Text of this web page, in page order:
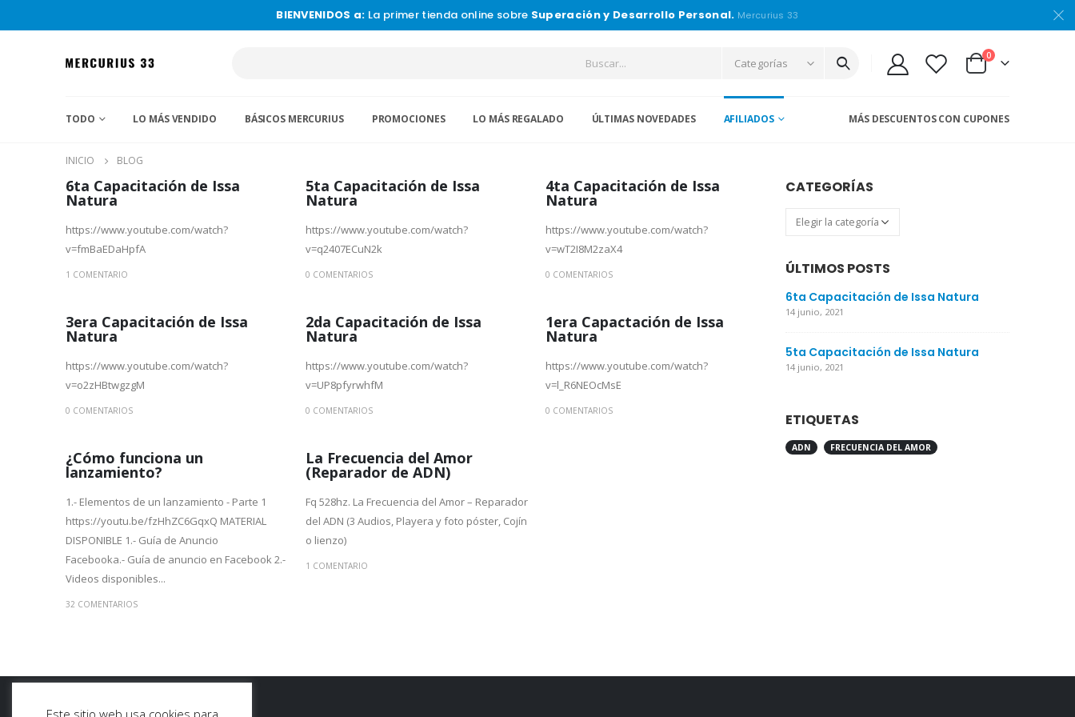
BIENVENIDOS a: La primer tienda online sobre Superación y Desarrollo Personal. Mercurius 33
Categorías
0
TODO LO MÁS VENDIDO BÁSICOS MERCURIUS PROMOCIONES LO MÁS REGALADO ÚLTIMAS NOVEDADES AFILIADOS MÁS DESCUENTOS CON CUPONES
INICIO BLOG
6ta Capacitación de Issa
Natura
https://www.youtube.com/watch?
v=fmBaEDaHpfA
1 COMENTARIO
5ta Capacitación de Issa
Natura
https://www.youtube.com/watch?
v=q2407ECuN2k
0 COMENTARIOS
4ta Capacitación de Issa
Natura
https://www.youtube.com/watch?
v=wT2I8M2zaX4
0 COMENTARIOS
3era Capacitación de Issa
Natura
https://www.youtube.com/watch?
v=o2zHBtwgzgM
0 COMENTARIOS
2da Capacitación de Issa
Natura
https://www.youtube.com/watch?
v=UP8pfyrwhfM
0 COMENTARIOS
1era Capactación de Issa
Natura
https://www.youtube.com/watch?
v=l_R6NEOcMsE
0 COMENTARIOS
¿Cómo funciona un
lanzamiento?
1.- Elementos de un lanzamiento - Parte 1
https://youtu.be/fzHhZC6GqxQ MATERIAL
DISPONIBLE 1.- Guía de Anuncio
Facebooka.- Guía de anuncio en Facebook 2.-
Videos disponibles...
32 COMENTARIOS
La Frecuencia del Amor
(Reparador de ADN)
Fq 528hz. La Frecuencia del Amor – Reparador
del ADN (3 Audios, Playera y foto póster, Cojín
o lienzo)
1 COMENTARIO
CATEGORÍAS
Categorías
ÚLTIMOS POSTS
6ta Capacitación de Issa Natura
14 junio, 2021
5ta Capacitación de Issa Natura
14 junio, 2021
ETIQUETAS
ADN FRECUENCIA DEL AMOR